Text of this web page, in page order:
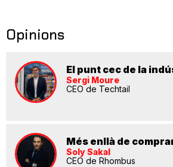
Opinions
El punt cec de la
Sergi Moure
CEO de Techtail
Més enllà de
Soly Sakal
CEO de Rhombus